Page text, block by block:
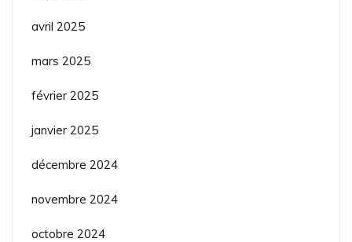
avril 2025
mars 2025
février 2025
janvier 2025
décembre 2024
novembre 2024
octobre 2024